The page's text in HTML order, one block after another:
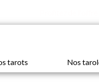
tarots Nos